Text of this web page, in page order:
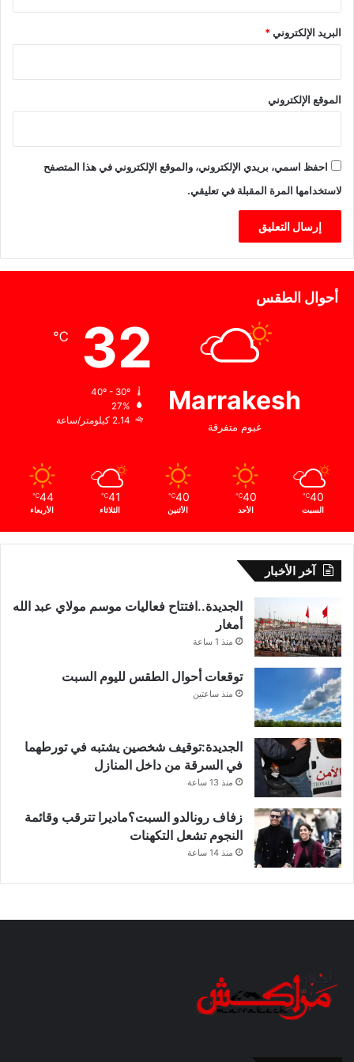
ة
م
ر
ك
ش
–
س
ف
البريد الإلكتروني*
الموقع الإلكتروني
احفظ اسمي، بريدي الإلكتروني، والموقع الإلكتروني في هذا المتصفح
لاستخدامها المرة المقبلة في تعليقي.
أحوال الطقس
Marrakesh
غيوم متفرقة
32
℃
27%
2.14 كيلومتر/ساعة
40
℃
السبت
40
℃
الأحد
40
℃
الأثنين
41
℃
الثلاثاء
44
℃
الأربعاء
آخر الأخبار
الجديدة..افتتاح فعاليات موسم مولاي عبد الله
أمغار
منذ 1 ساعة
توقعات أحوال الطقس لليوم السبت
منذ ساعتين
الجديدة:توقيف شخصين يشتبه في تورطهما
في السرقة من داخل المنازل
منذ 13 ساعة
زفاف رونالدو السبت؟ماديرا تترقب وقائمة
النجوم تشعل التكهنات
منذ 14 ساعة